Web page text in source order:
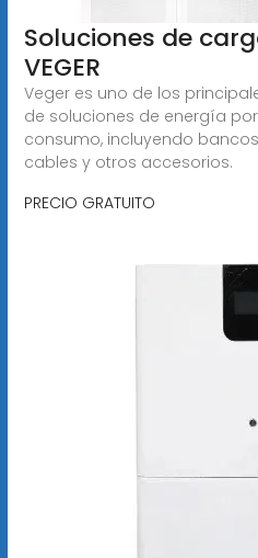
Soluciones de
VEGER
Veger es uno de los
de soluciones de energía
consumo, incluyendo
cables y otros accesorios.
PRECIO GRATUITO